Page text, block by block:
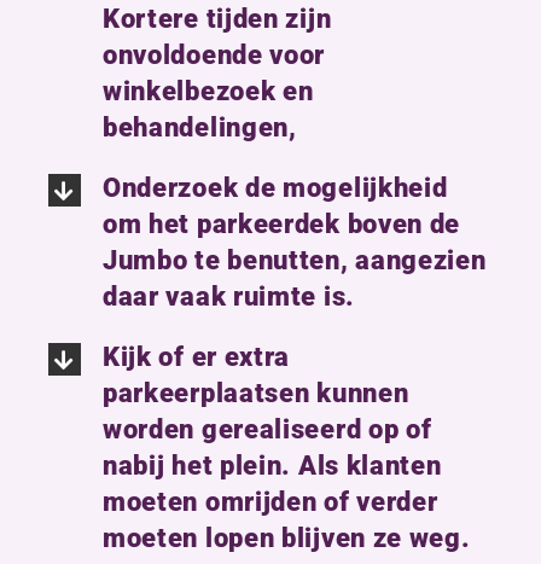
Kortere tijden zijn
onvoldoende voor
winkelbezoek en
behandelingen,
Onderzoek de mogelijkheid
om het parkeerdek boven de
Jumbo te benutten, aangezien
daar vaak ruimte is.
Kijk of er extra
parkeerplaatsen kunnen
worden gerealiseerd op of
nabij het plein. Als klanten
moeten omrijden of verder
moeten lopen blijven ze weg.